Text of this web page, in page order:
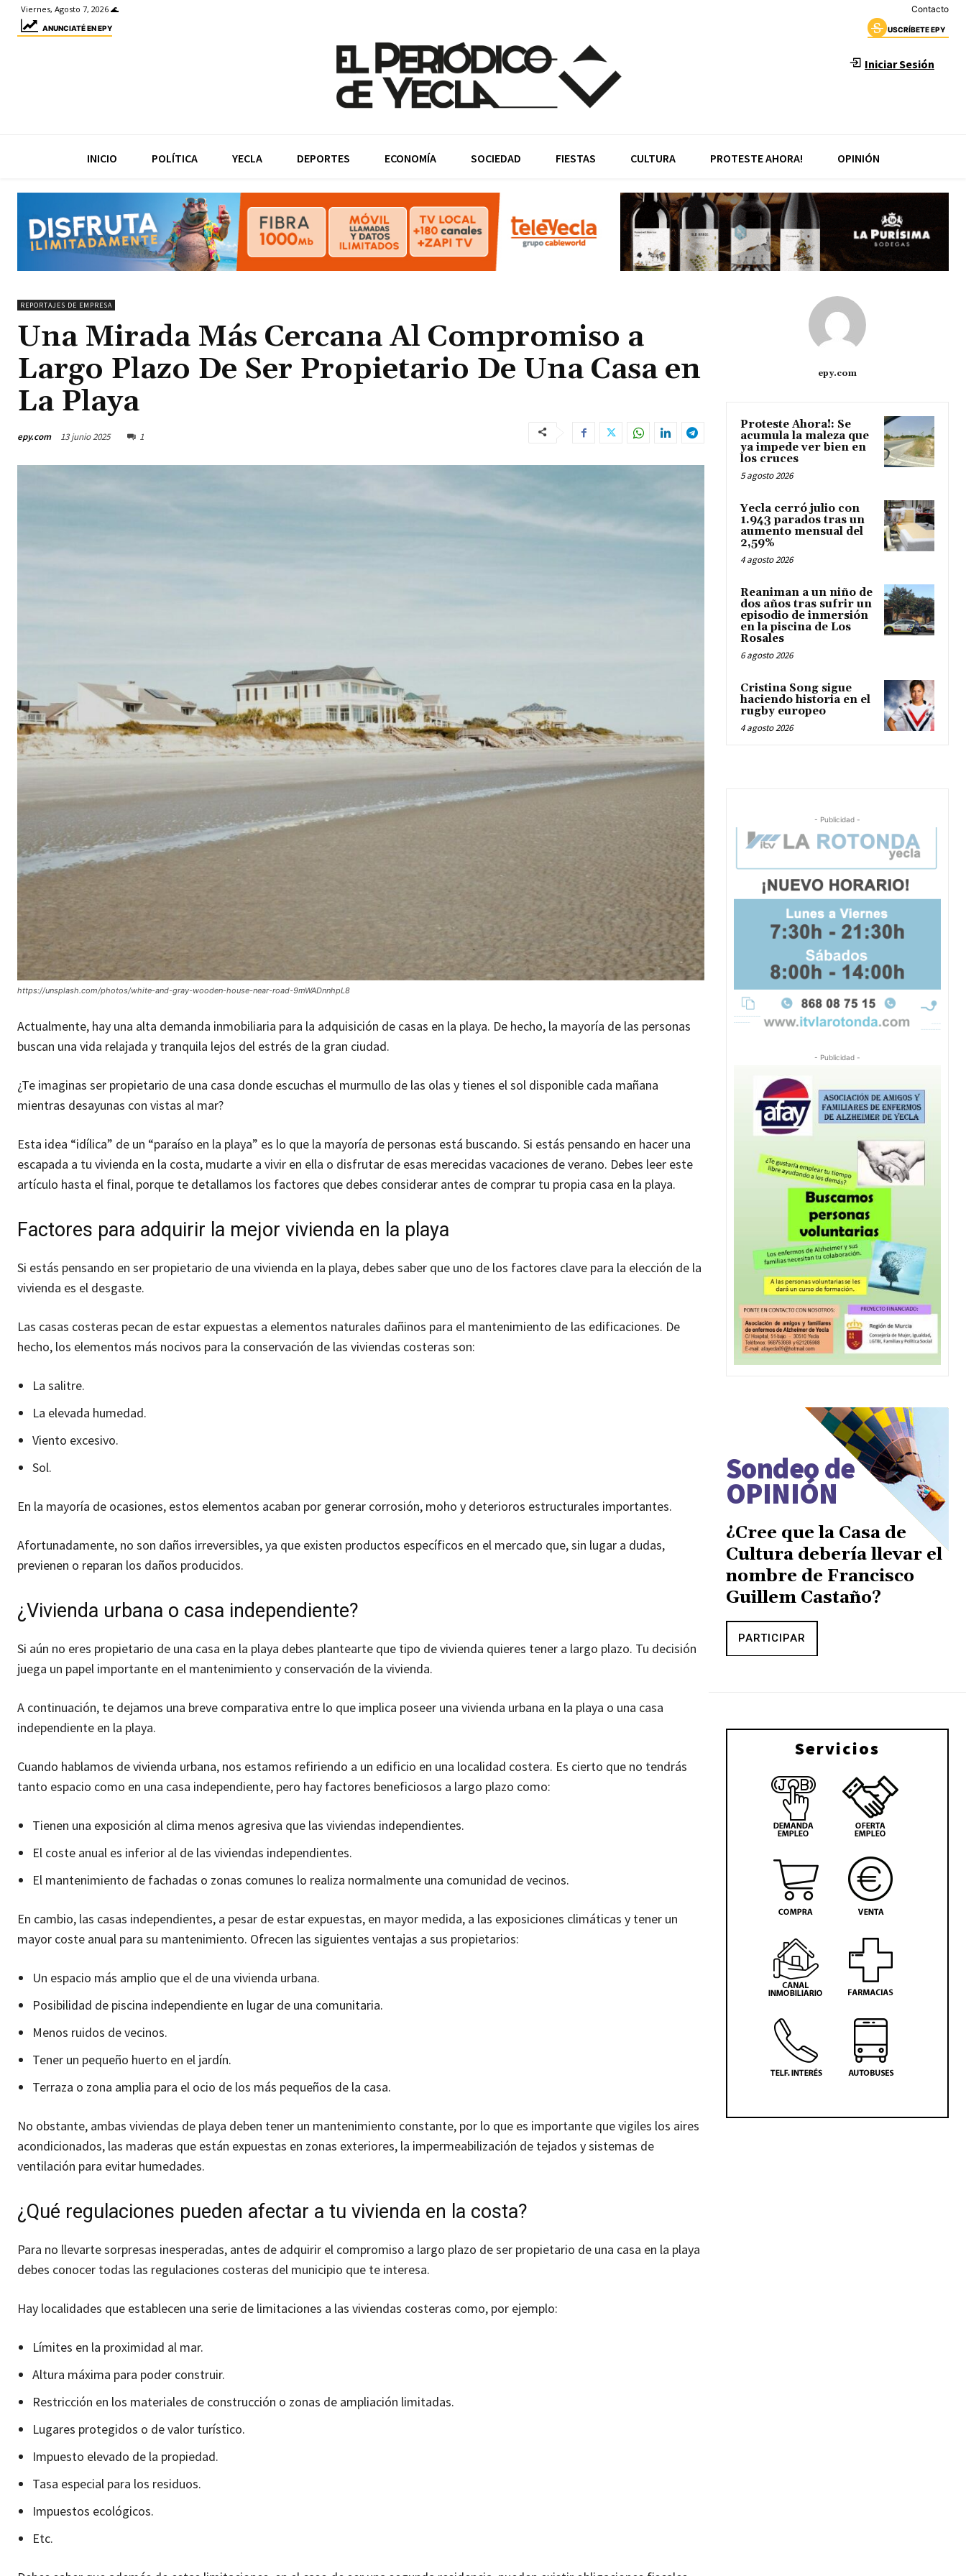
Viernes, Agosto 7, 2026 🌊 Contacto
ANUNCIATÉ EN EPY USCRÍBETE EPY
Iniciar Sesión
INICIO POLÍTICA YECLA DEPORTES ECONOMÍA SOCIEDAD FIESTAS CULTURA PROTESTE AHORA! OPINIÓN
REPORTAJES DE EMPRESA
Una Mirada Más Cercana Al Compromiso a
Largo Plazo De Ser Propietario De Una Casa en
La Playa
epy.com 13 junio 2025 1
https://unsplash.com/photos/white-and-gray-wooden-house-near-road-9mWADnnhpL8
Actualmente, hay una alta demanda inmobiliaria para la adquisición de casas en la playa. De hecho, la mayoría de las personas
buscan una vida relajada y tranquila lejos del estrés de la gran ciudad.
¿Te imaginas ser propietario de una casa donde escuchas el murmullo de las olas y tienes el sol disponible cada mañana
mientras desayunas con vistas al mar?
Esta idea “idílica” de un “paraíso en la playa” es lo que la mayoría de personas está buscando. Si estás pensando en hacer una
escapada a tu vivienda en la costa, mudarte a vivir en ella o disfrutar de esas merecidas vacaciones de verano. Debes leer este
artículo hasta el final, porque te detallamos los factores que debes considerar antes de comprar tu propia casa en la playa.
Factores para adquirir la mejor vivienda en la playa
Si estás pensando en ser propietario de una vivienda en la playa, debes saber que uno de los factores clave para la elección de la
vivienda es el desgaste.
Las casas costeras pecan de estar expuestas a elementos naturales dañinos para el mantenimiento de las edificaciones. De
hecho, los elementos más nocivos para la conservación de las viviendas costeras son:
La salitre.
La elevada humedad.
Viento excesivo.
Sol.
En la mayoría de ocasiones, estos elementos acaban por generar corrosión, moho y deterioros estructurales importantes.
Afortunadamente, no son daños irreversibles, ya que existen productos específicos en el mercado que, sin lugar a dudas,
previenen o reparan los daños producidos.
¿Vivienda urbana o casa independiente?
Si aún no eres propietario de una casa en la playa debes plantearte que tipo de vivienda quieres tener a largo plazo. Tu decisión
juega un papel importante en el mantenimiento y conservación de la vivienda.
A continuación, te dejamos una breve comparativa entre lo que implica poseer una vivienda urbana en la playa o una casa
independiente en la playa.
Cuando hablamos de vivienda urbana, nos estamos refiriendo a un edificio en una localidad costera. Es cierto que no tendrás
tanto espacio como en una casa independiente, pero hay factores beneficiosos a largo plazo como:
Tienen una exposición al clima menos agresiva que las viviendas independientes.
El coste anual es inferior al de las viviendas independientes.
El mantenimiento de fachadas o zonas comunes lo realiza normalmente una comunidad de vecinos.
En cambio, las casas independientes, a pesar de estar expuestas, en mayor medida, a las exposiciones climáticas y tener un
mayor coste anual para su mantenimiento. Ofrecen las siguientes ventajas a sus propietarios:
Un espacio más amplio que el de una vivienda urbana.
Posibilidad de piscina independiente en lugar de una comunitaria.
Menos ruidos de vecinos.
Tener un pequeño huerto en el jardín.
Terraza o zona amplia para el ocio de los más pequeños de la casa.
No obstante, ambas viviendas de playa deben tener un mantenimiento constante, por lo que es importante que vigiles los aires
acondicionados, las maderas que están expuestas en zonas exteriores, la impermeabilización de tejados y sistemas de
ventilación para evitar humedades.
¿Qué regulaciones pueden afectar a tu vivienda en la costa?
Para no llevarte sorpresas inesperadas, antes de adquirir el compromiso a largo plazo de ser propietario de una casa en la playa
debes conocer todas las regulaciones costeras del municipio que te interesa.
Hay localidades que establecen una serie de limitaciones a las viviendas costeras como, por ejemplo:
Límites en la proximidad al mar.
Altura máxima para poder construir.
Restricción en los materiales de construcción o zonas de ampliación limitadas.
Lugares protegidos o de valor turístico.
Impuesto elevado de la propiedad.
Tasa especial para los residuos.
Impuestos ecológicos.
Etc.
epy.com
Proteste Ahora!: Se
acumula la maleza que
ya impede ver bien en
los cruces
5 agosto 2026
Yecla cerró julio con
1.943 parados tras un
aumento mensual del
2,59%
4 agosto 2026
Reaniman a un niño de
dos años tras sufrir un
episodio de inmersión
en la piscina de Los
Rosales
6 agosto 2026
Cristina Song sigue
haciendo historia en el
rugby europeo
4 agosto 2026
- Publicidad -
- Publicidad -
Sondeo de
OPINIÓN
¿Cree que la Casa de
Cultura debería llevar el
nombre de Francisco
Guillem Castaño?
PARTICIPAR
Servicios